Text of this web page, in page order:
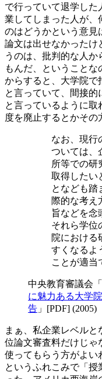
で行っていて退学し
業してしまった人が、
のはどうかという意見
論文は出せなかったけ
うのは、批判的な人
もんだ、ということ
からすると、大学院で
と言っていて、間接的
と言っているように取
度を廃止するとかその
なお、現行
ついては、
所等での研
取得したい
となども踏
際的な考え
旨などを念
それら学位
院における
すくなるよ
ことが適当
中央教育審議会「
に魅力ある大学
告 」[PDF] (2005)
まぁ、私企業レベルと
位論文審査料だけじゃ
使ってもらう方がよい
というふれこみで「